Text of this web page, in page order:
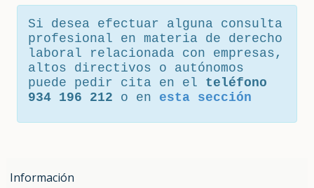
Si desea efectuar alguna consulta
profesional en materia de derecho
laboral relacionada con empresas,
altos directivos o autónomos
puede pedir cita en el teléfono
934 196 212 o en esta sección
Información